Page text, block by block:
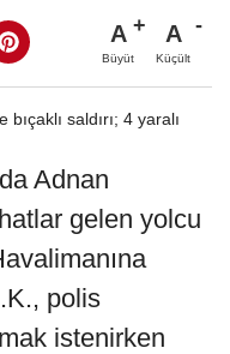
A
Büyüt
A
Küçült
Adnan
gelen yolcu
polis
istenirken